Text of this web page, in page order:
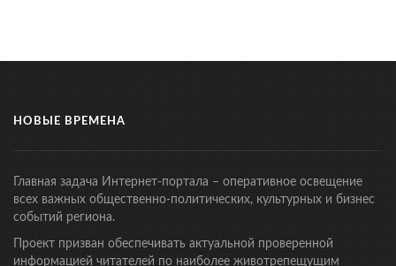
НОВЫЕ ВРЕМЕНА
Главная задача Интернет-портала – оперативное освещение
всех важных общественно-политических, культурных и бизнес
событий региона.
Проект призван обеспечивать актуальной проверенной
информацией читателей по наиболее животрепещущим